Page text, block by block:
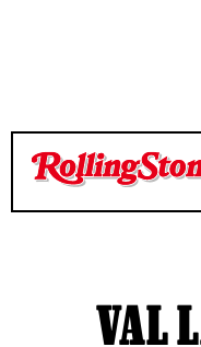
TEMPO DI LETTURA 2
TEMPO DI LETTURA 2
VAL